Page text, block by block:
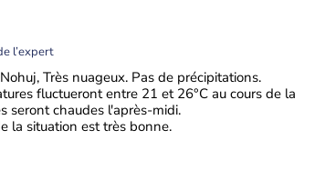
l’expert
Très nuageux. Pas de précipitations.
fluctueront entre 21 et 26°C au cours de la
seront chaudes l'après-midi.
la situation est très bonne.